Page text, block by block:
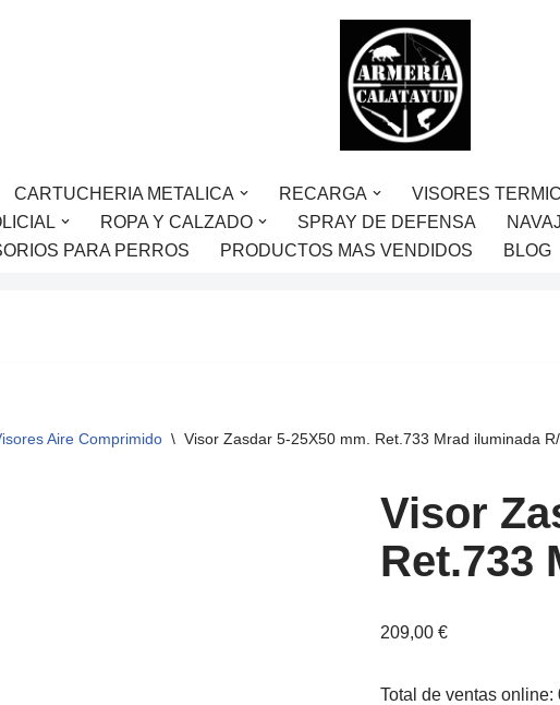
CARTUCHERIA METALICA RECARGA VISORES
ROPA Y CALZADO SPRAY DE DEFENSA
PARA PERROS
PRODUCTOS MAS VENDIDOS BLOG
Aire Comprimido \ Visor Zasdar 5-25X50 mm. Ret.733 Mrad iluminada
Visor
Ret.733
209,00 €
Total de ventas online: